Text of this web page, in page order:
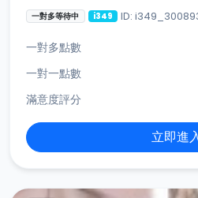
一對多等待中 i349 ID:
一對多點數
一對一點數
滿意度評分
立即進